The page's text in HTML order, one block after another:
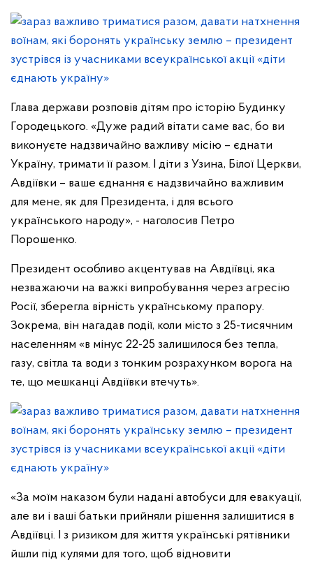
Глава держави розповів дітям про історію Будинку
Городецького. «Дуже радий вітати саме вас, бо ви
виконуєте надзвичайно важливу місію – єднати
Україну, тримати її разом. І діти з Узина, Білої Церкви,
Авдіївки – ваше єднання є надзвичайно важливим
для мене, як для Президента, і для всього
українського народу», - наголосив Петро
Порошенко.
Президент особливо акцентував на Авдіївці, яка
незважаючи на важкі випробування через агресію
Росії, зберегла вірність українському прапору.
Зокрема, він нагадав події, коли місто з 25-тисячним
населенням «в мінус 22-25 залишилося без тепла,
газу, світла та води з тонким розрахунком ворога на
те, що мешканці Авдіївки втечуть».
«За моїм наказом були надані автобуси для евакуації,
але ви і ваші батьки прийняли рішення залишитися в
Авдіївці. І з ризиком для життя українські рятівники
йшли під кулями для того, щоб відновити